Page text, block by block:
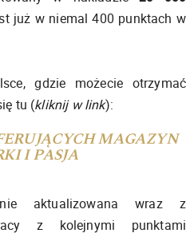
już w niemal 400 punktach w
gdzie możecie otrzymać
tu (kliknij w link):
MAGAZYN
I PASJA
aktualizowana wraz z
z kolejnymi punktami